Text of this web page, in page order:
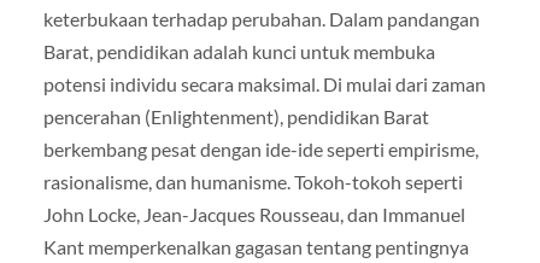
keterbukaan terhadap perubahan. Dalam pandangan
Barat, pendidikan adalah kunci untuk membuka
potensi individu secara maksimal. Di mulai dari zaman
pencerahan (Enlightenment), pendidikan Barat
berkembang pesat dengan ide-ide seperti empirisme,
rasionalisme, dan humanisme. Tokoh-tokoh seperti
John Locke, Jean-Jacques Rousseau, dan Immanuel
Kant memperkenalkan gagasan tentang pentingnya